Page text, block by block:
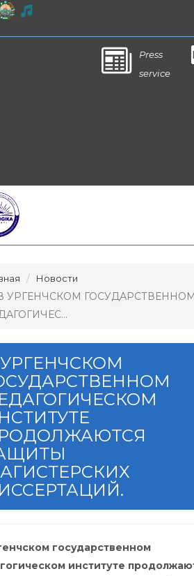
Press
service
Новости
УРГЕНЧСКОМ
государственном
институте